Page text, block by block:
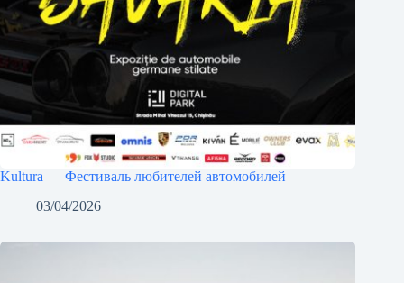
Kultura — Фестиваль любителей автомобилей
03/04/2026